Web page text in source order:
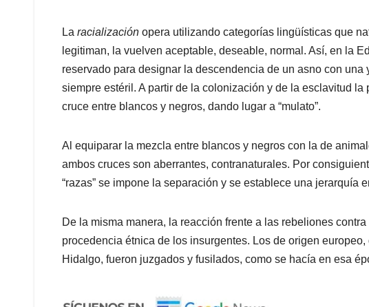
La racialización opera utilizando categorías lingüísticas que
legitiman, la vuelven aceptable, deseable, normal. Así, en la
reservado para designar la descendencia de un asno con
siempre estéril. A partir de la colonización y de la esclavitud la
cruce entre blancos y negros, dando lugar a “mulato”.
Al equiparar la mezcla entre blancos y negros con la de
ambos cruces son aberrantes, contranaturales. Por
“razas” se impone la separación y se establece una jerarquía
De la misma manera, la reacción frente a las rebeliones
procedencia étnica de los insurgentes. Los de origen
Hidalgo, fueron juzgados y fusilados, como se hacía en esa